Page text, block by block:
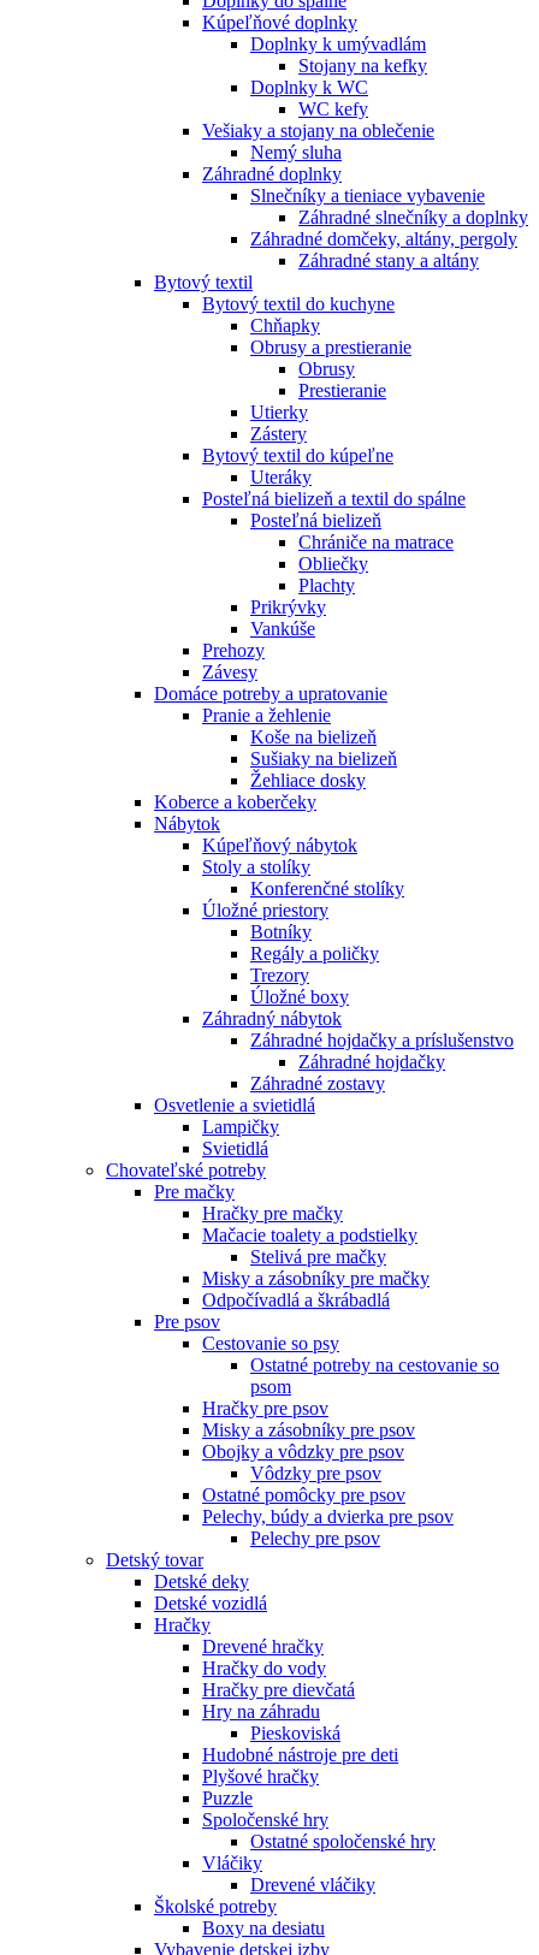
Kúpeľňové doplnky
Doplnky k umývadlám
Stojany na kefky
Doplnky k WC
WC kefy
Vešiaky a stojany na oblečenie
Nemý sluha
Záhradné doplnky
Slnečníky a tieniace vybavenie
Záhradné slnečníky a doplnky
Záhradné domčeky, altány, pergoly
Záhradné stany a altány
Bytový textil
Bytový textil do kuchyne
Chňapky
Obrusy a prestieranie
Obrusy
Prestieranie
Utierky
Zástery
Bytový textil do kúpeľne
Uteráky
Posteľná bielizeň a textil do spálne
Posteľná bielizeň
Chrániče na matrace
Obliečky
Plachty
Prikrývky
Vankúše
Prehozy
Závesy
Domáce potreby a upratovanie
Pranie a žehlenie
Koše na bielizeň
Sušiaky na bielizeň
Žehliace dosky
Koberce a koberčeky
Nábytok
Kúpeľňový nábytok
Stoly a stolíky
Konferenčné stolíky
Úložné priestory
Botníky
Regály a poličky
Trezory
Úložné boxy
Záhradný nábytok
Záhradné hojdačky a príslušenstvo
Záhradné hojdačky
Záhradné zostavy
Osvetlenie a svietidlá
Lampičky
Svietidlá
Chovateľské potreby
Pre mačky
Hračky pre mačky
Mačacie toalety a podstielky
Stelivá pre mačky
Misky a zásobníky pre mačky
Odpočívadlá a škrábadlá
Pre psov
Cestovanie so psy
Ostatné potreby na cestovanie so
psom
Hračky pre psov
Misky a zásobníky pre psov
Obojky a vôdzky pre psov
Vôdzky pre psov
Ostatné pomôcky pre psov
Pelechy, búdy a dvierka pre psov
Pelechy pre psov
Detský tovar
Detské deky
Detské vozidlá
Hračky
Drevené hračky
Hračky do vody
Hračky pre dievčatá
Hry na záhradu
Pieskoviská
Hudobné nástroje pre deti
Plyšové hračky
Puzzle
Spoločenské hry
Ostatné spoločenské hry
Vláčiky
Drevené vláčiky
Školské potreby
Boxy na desiatu
Vybavenie detskej izby